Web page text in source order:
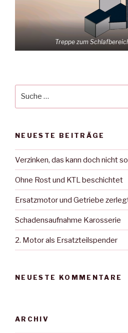
Treppe zum
NEUESTE BEITRÄGE
Verzinken, das kann doch nicht
Ohne Rost und KTL beschichtet
Ersatzmotor und Getriebe
Schadensaufnahme Karosserie
2. Motor als Ersatzteilspender
NEUESTE KOMMENTARE
ARCHIV